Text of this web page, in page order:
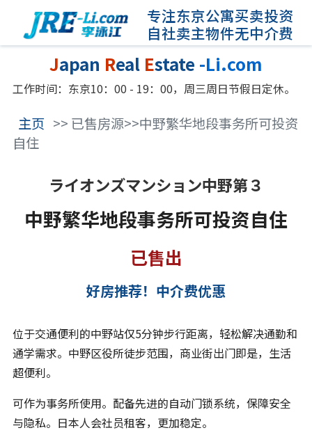
专注东京公寓买卖投资
自社卖主物件无中介费
Japan Real Estate -Li.com
工作时间：东京10：00 - 19：00，周三周日节假日定休。
主页 >> 已售房源>>中野繁华地段事务所可投资
自住
ライオンズマンション中野第３
中野繁华地段事务所可投资自住
已售出
好房推荐！中介费优惠
位于交通便利的中野站仅5分钟步行距离，轻松解决通勤和
通学需求。中野区役所徒步范围，商业街出门即是，生活
超便利。
可作为事务所使用。配备先进的自动门锁系统，保障安全
与隐私。日本人会社员租客，更加稳定。